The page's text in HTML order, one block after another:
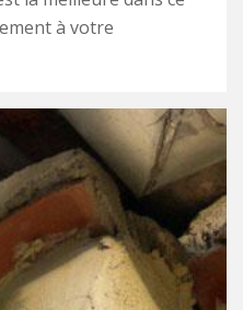
à votre